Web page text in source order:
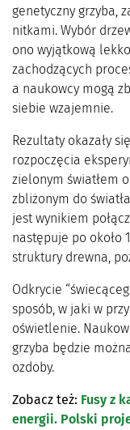
genetyczny grzyba,
nitkami. Wybór
ono wyjątkową
zachodzących
a naukowcy mogą
siebie wzajemnie.
Rezultaty okazały
rozpoczęcia
zielonym światłem
zbliżonym do
jest wynikiem
następuje po około
struktury drewna,
Odkrycie
sposób, w jaki w
oświetlenie.
grzyba będzie
ozdoby.
Zobacz też: Fusy z
energii. Polski